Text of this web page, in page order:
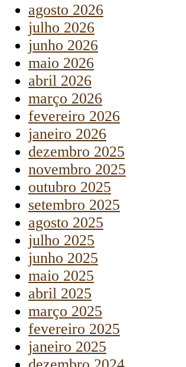
agosto 2026
julho 2026
junho 2026
maio 2026
abril 2026
março 2026
fevereiro 2026
janeiro 2026
dezembro 2025
novembro 2025
outubro 2025
setembro 2025
agosto 2025
julho 2025
junho 2025
maio 2025
abril 2025
março 2025
fevereiro 2025
janeiro 2025